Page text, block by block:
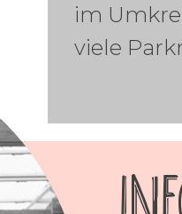
im
viele